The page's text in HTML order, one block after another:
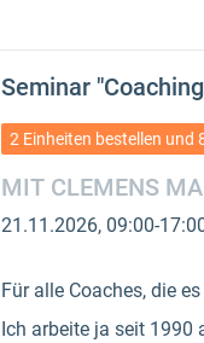
Seminar
2 Einheiten bestellen und
MIT CLEMENS
21.11.2026, 09:00-
Für alle Coaches, die
Ich arbeite ja seit 1990